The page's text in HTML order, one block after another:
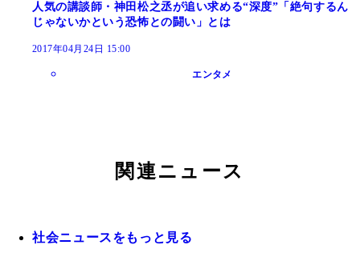
人気の講談師・神田松之丞が追い求める“深度”「絶句するん
じゃないかという恐怖との闘い」とは
2017年04月24日 15:00
エンタメ
関連ニュース
社会ニュースをもっと見る